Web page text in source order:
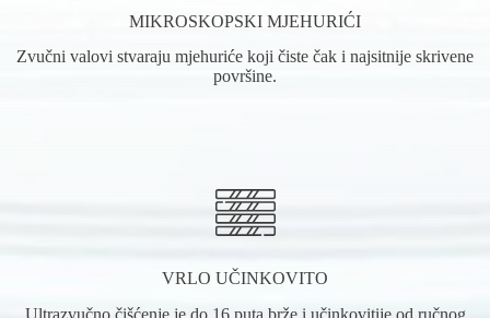
MIKROSKOPSKI MJEHURIĆI
Zvučni valovi stvaraju mjehuriće koji čiste čak i najsitnije skrivene
površine.
VRLO UČINKOVITO